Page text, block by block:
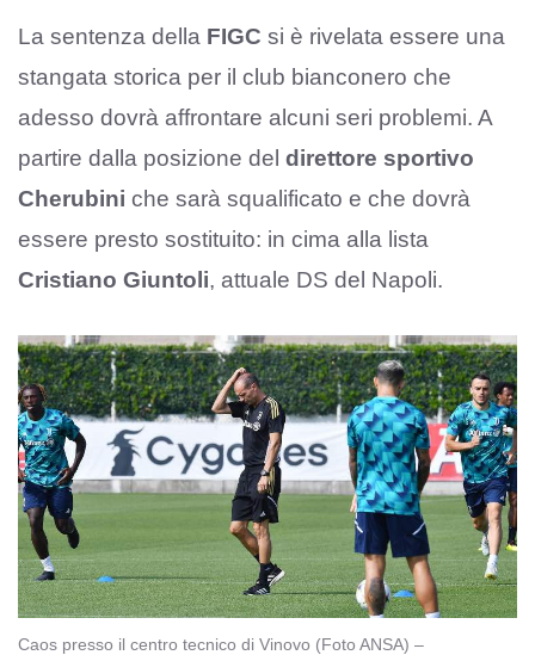
La sentenza della FIGC si è rivelata essere una
stangata storica per il club bianconero che
adesso dovrà affrontare alcuni seri problemi. A
partire dalla posizione del direttore sportivo
Cherubini che sarà squalificato e che dovrà
essere presto sostituito: in cima alla lista
Cristiano Giuntoli, attuale DS del Napoli.
Caos presso il centro tecnico di Vinovo (Foto ANSA) –